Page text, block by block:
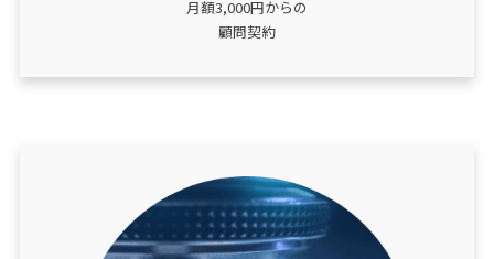
月額3,000円からの
顧問契約